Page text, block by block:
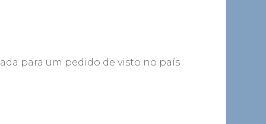
para um pedido de visto no país